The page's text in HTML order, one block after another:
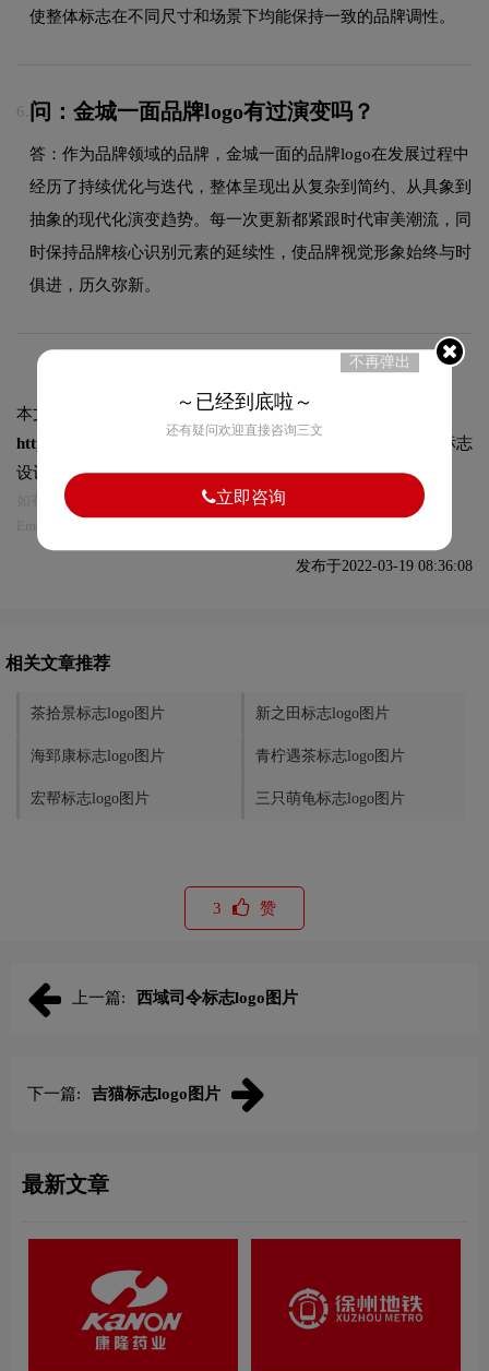
使整体标志在不同尺寸和场景下均能保持一致的品牌调性。
6. 问：金城一面品牌logo有过演变吗？
答：作为品牌领域的品牌，金城一面的品牌logo在发展过程中
经历了持续优化与迭代，整体呈现出从复杂到简约、从具象到
抽象的现代化演变趋势。每一次更新都紧跟时代审美潮流，同
时保持品牌核心识别元素的延续性，使品牌视觉形象始终与时
俱进，历久弥新。
本文标题和链接
金城一面标志logo图片:
https://logo9.net/works/8527.html
转载时请注明出处为诗宸标志
设计及本链接!
如有内容侵犯您的合法权益，请及时与我们联系
发布于2022-03-19 08:36:08
相关文章推荐
茶拾景标志logo图片 新之田标志logo图片
海郅康标志logo图片 青柠遇茶标志logo图片
宏帮标志logo图片 三只萌龟标志logo图片
3 赞
上一篇: 西域司令标志logo图片
下一篇: 吉猫标志logo图片
最新文章
不再弹出
～已经到底啦～
还有疑问欢迎直接咨询三文
立即咨询